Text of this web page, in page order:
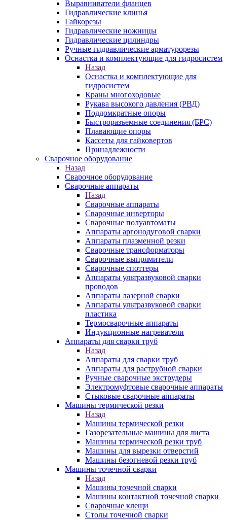
Выравниватели фланцев
Гидравлические клинья
Гайкорезы
Гидравлические ножницы
Гидравлические цилиндры
Ручные гидравлические арматурорезы
Оснастка и комплектующие для гидросистем
Назад
Оснастка и комплектующие для
гидросистем
Краны многоходовые
Рукава высокого давления (РВД)
Поддомкратные опоры
Быстроразъемные соединения (БРС)
Плавающие опоры
Кассеты для гайковертов
Принадлежности
Сварочное оборудование
Назад
Сварочное оборудование
Сварочные аппараты
Назад
Сварочные аппараты
Сварочные инверторы
Сварочные полуавтоматы
Аппараты аргонодуговой сварки
Аппараты плазменной резки
Сварочные трансформаторы
Сварочные выпрямители
Сварочные споттеры
Аппараты ультразвуковой сварки
проводов
Аппараты лазерной сварки
Аппараты ультразвуковой сварки
пластика
Термосварочные аппараты
Индукционные нагреватели
Аппараты для сварки труб
Назад
Аппараты для сварки труб
Аппараты для раструбной сварки
Ручные сварочные экструдеры
Электромуфтовые сварочные аппараты
Стыковые сварочные аппараты
Машины термической резки
Назад
Машины термической резки
Газорезательные машины для листа
Машины термической резки труб
Машины для вырезки отверстий
Машины безогневой резки труб
Машины точечной сварки
Назад
Машины точечной сварки
Машины контактной точечной сварки
Сварочные клещи
Столы точечной сварки